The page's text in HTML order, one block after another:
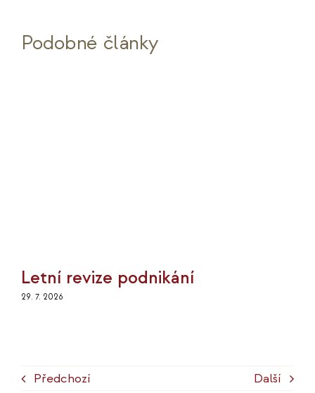
Podobné články
Letní revize podnikání
29. 7. 2026
Předchozí Další